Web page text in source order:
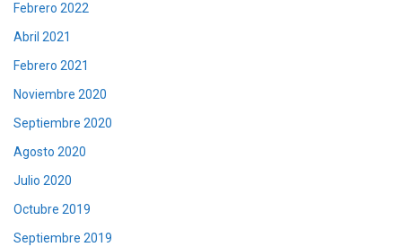
Febrero 2022
Abril 2021
Febrero 2021
Noviembre 2020
Septiembre 2020
Agosto 2020
Julio 2020
Octubre 2019
Septiembre 2019